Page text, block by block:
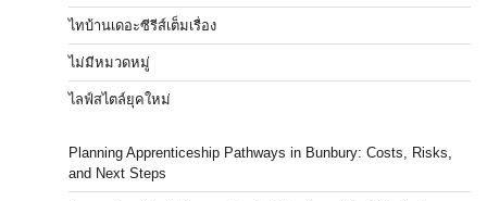
ไทบ้านเดอะซีรีส์เต็มเรื่อง
ไม่มีหมวดหมู่
ไลฟ์สไตล์ยุคใหม่
Planning Apprenticeship Pathways in Bunbury: Costs, Risks,
and Next Steps